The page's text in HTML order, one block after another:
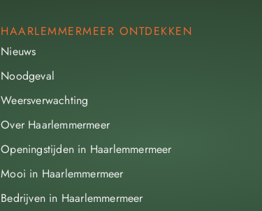
HAARLEMMERMEER ONTDEKKEN
Nieuws
Noodgeval
Weersverwachting
Over Haarlemmermeer
Openingstijden in Haarlemmermeer
Mooi in Haarlemmermeer
Bedrijven in Haarlemmermeer